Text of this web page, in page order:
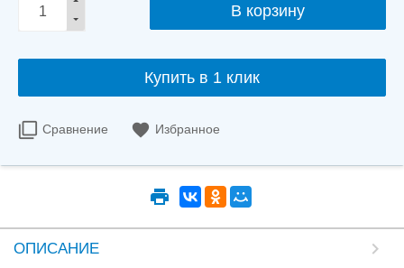
Купить в 1 клик
Сравнение Избранное
ОПИСАНИЕ